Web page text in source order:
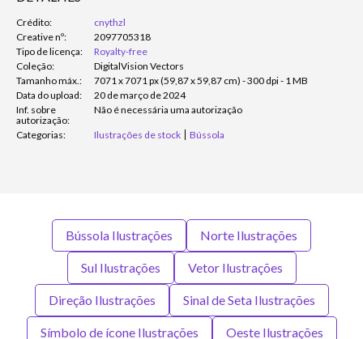
Crédito:
cnythzl
Creative nº:
2097705318
Tipo de licença:
Royalty-free
Coleção:
DigitalVision Vectors
Tamanho máx.:
7071 x 7071 px (59,87 x 59,87 cm) - 300 dpi - 1 MB
Data do upload:
20 de março de 2024
Inf. sobre
autorização:
Não é necessária uma autorização
Categorias: Ilustrações de stock Bússola
Bússola Ilustrações Norte Ilustrações
Sul Ilustrações Vetor Ilustrações
Direção Ilustrações Sinal de Seta Ilustrações
Símbolo de ícone Ilustrações Oeste Ilustrações